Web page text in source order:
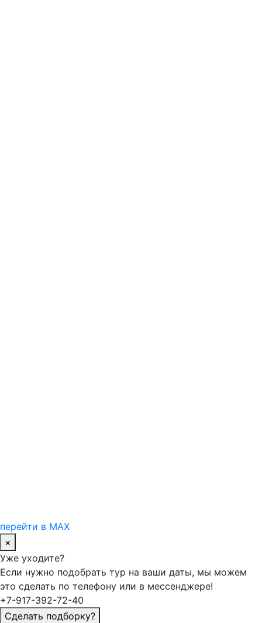
перейти в MAX
×
Уже уходите?
Если нужно подобрать тур на ваши даты, мы можем
это сделать по телефону или в мессенджере!
+7-917-392-72-40
Сделать подборку?